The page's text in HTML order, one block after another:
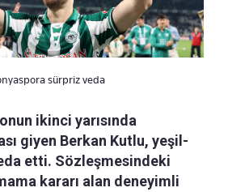
sürpriz veda
ikinci yarısında
giyen Berkan Kutlu, yeşil-
etti. Sözleşmesindeki
kararı alan deneyimli